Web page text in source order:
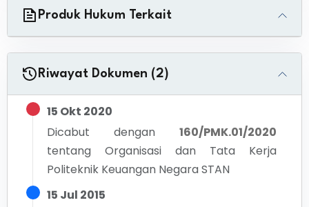
Produk Hukum Terkait
Riwayat Dokumen (2)
15 Okt 2020
Dicabut dengan
160/PMK.01/2020
tentang Organisasi dan Tata Kerja
Politeknik Keuangan Negara STAN
15 Jul 2015